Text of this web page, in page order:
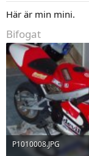
Här är min mini.
Bifogat
P1010008.JPG